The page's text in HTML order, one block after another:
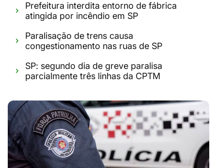
Prefeitura interdita entorno de fábrica
atingida por incêndio em SP
Paralisação de trens causa
congestionamento nas ruas de SP
SP: segundo dia de greve paralisa
parcialmente três linhas da CPTM